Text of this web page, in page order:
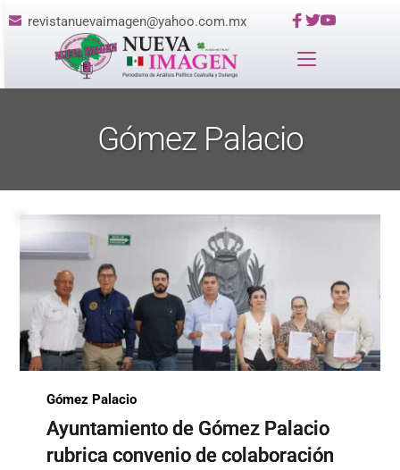
revistanuevaimagen@yahoo.com.mx
Gómez Palacio
Gómez Palacio
Ayuntamiento de Gómez Palacio
rubrica convenio de colaboración